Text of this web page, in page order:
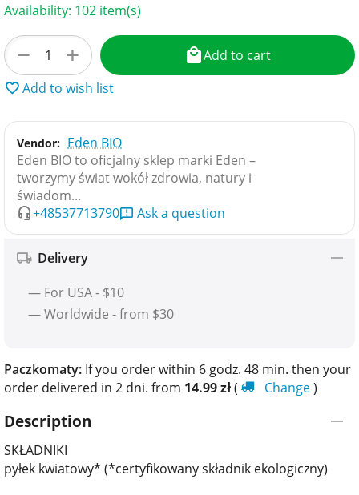
Availability: 102 item(s)
+
−
Add to cart
Add to wish list
Vendor: Eden BIO
Eden BIO to oficjalny sklep marki Eden –
tworzymy świat wokół zdrowia, natury i
świadom...
+48537713790
Ask a question
Delivery
— For USA - $10
— Worldwide - from $30
Paczkomaty: If you order within 6 godz. 48 min. then your
order delivered in 2 dni. from 14.99zł( Change)
Description
SKŁADNIKI
pyłek kwiatowy* (*certyfikowany składnik ekologiczny)